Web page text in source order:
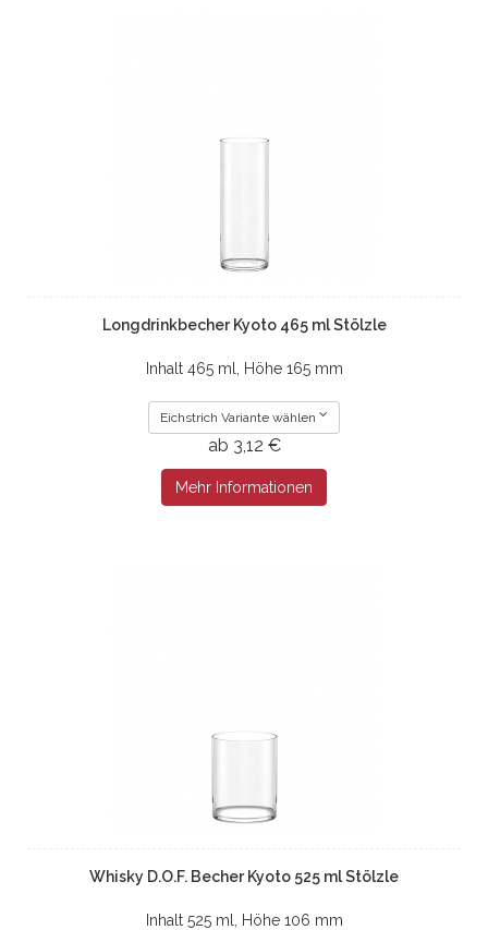
Longdrinkbecher Kyoto 465 ml Stölzle
Inhalt 465 ml, Höhe 165 mm
Eichstrich Variante wählen
ab 3,12 €
Mehr Informationen
Whisky D.O.F. Becher Kyoto 525 ml Stölzle
Inhalt 525 ml, Höhe 106 mm